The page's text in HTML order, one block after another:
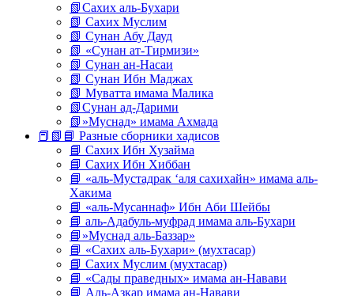
📗Сахих аль-Бухари
📗 Сахих Муслим
📗 Сунан Абу Дауд
📗 «Сунан ат-Тирмизи»
📗 Сунан ан-Насаи
📗 Сунан Ибн Маджах
📗 Муватта имама Малика
📗Сунан ад-Дарими
📗»Муснад» имама Ахмада
📕📗📘 Разные сборники хадисов
📘 Сахих Ибн Хузайма
📘 Сахих Ибн Хиббан
📘 «аль-Мустадрак ‘аля сахихайн» имама аль-
Хакима
📘 «аль-Мусаннаф» Ибн Аби Шейбы
📘 аль-Адабуль-муфрад имама аль-Бухари
📘»Муснад аль-Баззар»
📘 «Сахих аль-Бухари» (мухтасар)
📘 Сахих Муслим (мухтасар)
📘 «Сады праведных» имама ан-Навави
📘 Аль-Азкар имама ан-Навави